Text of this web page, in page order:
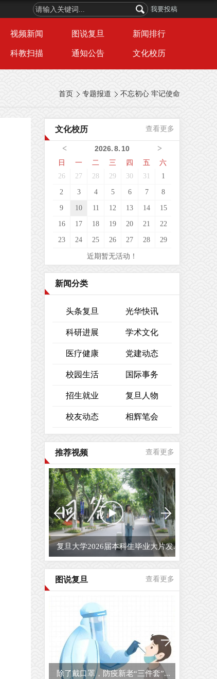
我要投稿
视频新闻 图说复旦 新闻排行
科教扫描 通知公告 文化校历
首页 专题报道 不忘初心 牢记使命
文化校历 查看更多
< >
2026.8. 10
日
一 二 三 四 五 六
26 27 28 29 30 31 1
2 3 4 5 6 7 8
9 10 11 12 13 14 15
16 17 18 19 20 21 22
23 24 25 26 27 28 29
近期暂无活动！
新闻分类
头条复旦 光华快讯
科研进展 学术文化
医疗健康 党建动态
校园生活 国际事务
招生就业 复旦人物
校友动态 相辉笔会
推荐视频 查看更多
复旦大学2026届毕业生原创毕业MV...
图说复旦 查看更多
复旦大学校园开放日